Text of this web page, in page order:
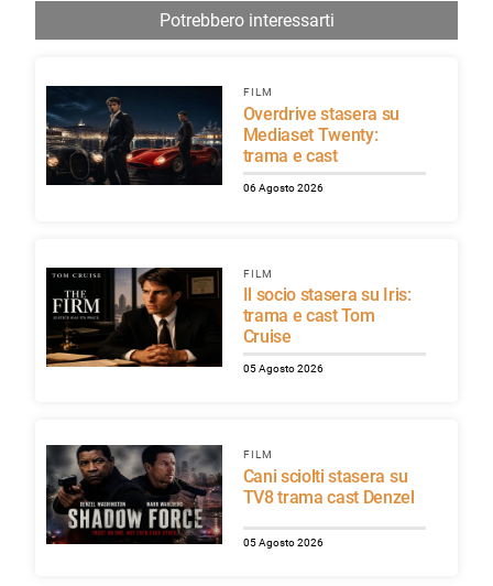
Potrebbero interessarti
FILM
Overdrive stasera su
Mediaset Twenty:
trama e cast
06 Agosto 2026
FILM
trama e cast Tom
Cruise
05 Agosto 2026
FILM
Cani sciolti stasera su
TV8 trama cast Denzel
05 Agosto 2026